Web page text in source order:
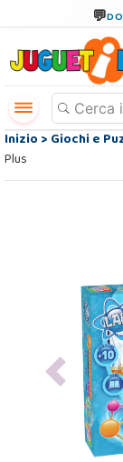
Inizio>Giochi e
Plus
Previous